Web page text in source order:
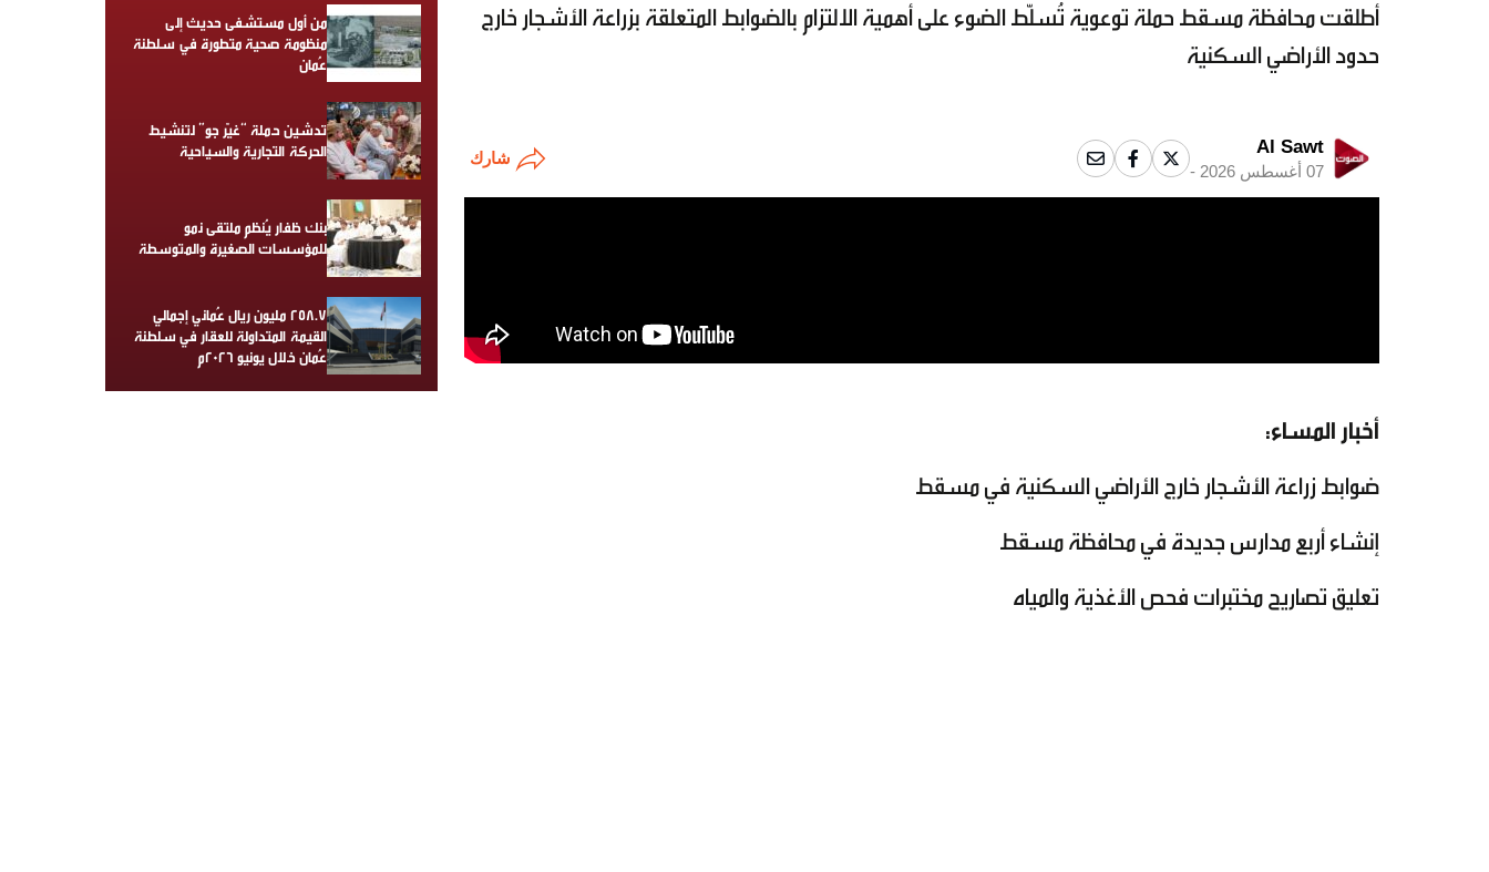
أطلقت محافظة مسقط حملة توعوية تُسلّط الضوء على أهمية الالتزام بالضوابط المتعلقة بزراعة الأشجار خارج
حدود الأراضي السكنية
Al Sawt
07 أغسطس 2026 -
شارك
أخبار المساء:
ضوابط زراعة الأشجار خارج الأراضي السكنية في مسقط
إنشاء أربع مدارس جديدة في محافظة مسقط
تعليق تصاريح مختبرات فحص الأغذية والمياه
من أول مستشفى حديث إلى
منظومة صحية متطورة في سلطنة
عُمان
تدشين حملة “غيّر جو” لتنشيط
الحركة التجارية والسياحية
بنك ظفار يُنظم ملتقى نمو
للمؤسسات الصغيرة والمتوسطة
258.7 مليون ريال عُماني إجمالي
القيمة المتداولة للعقار في سلطنة
عُمان خلال يونيو 2026م